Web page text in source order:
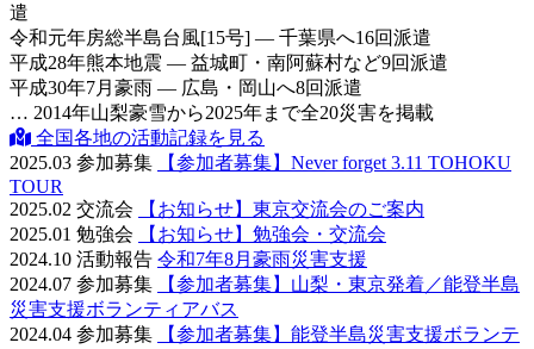
遣
令和元年房総半島台風[15号] — 千葉県へ16回派遣
平成28年熊本地震 — 益城町・南阿蘇村など9回派遣
平成30年7月豪雨 — 広島・岡山へ8回派遣
… 2014年山梨豪雪から2025年まで全20災害を掲載
全国各地の活動記録を見る
2025.03 参加募集
【参加者募集】Never forget 3.11 TOHOKU
TOUR
2025.02 交流会
【お知らせ】東京交流会のご案内
2025.01 勉強会
【お知らせ】勉強会・交流会
2024.10 活動報告 令和7年8月豪雨災害支援
2024.07 参加募集
【参加者募集】山梨・東京発着／能登半島
災害支援ボランティアバス
2024.04 参加募集
【参加者募集】能登半島災害支援ボランテ